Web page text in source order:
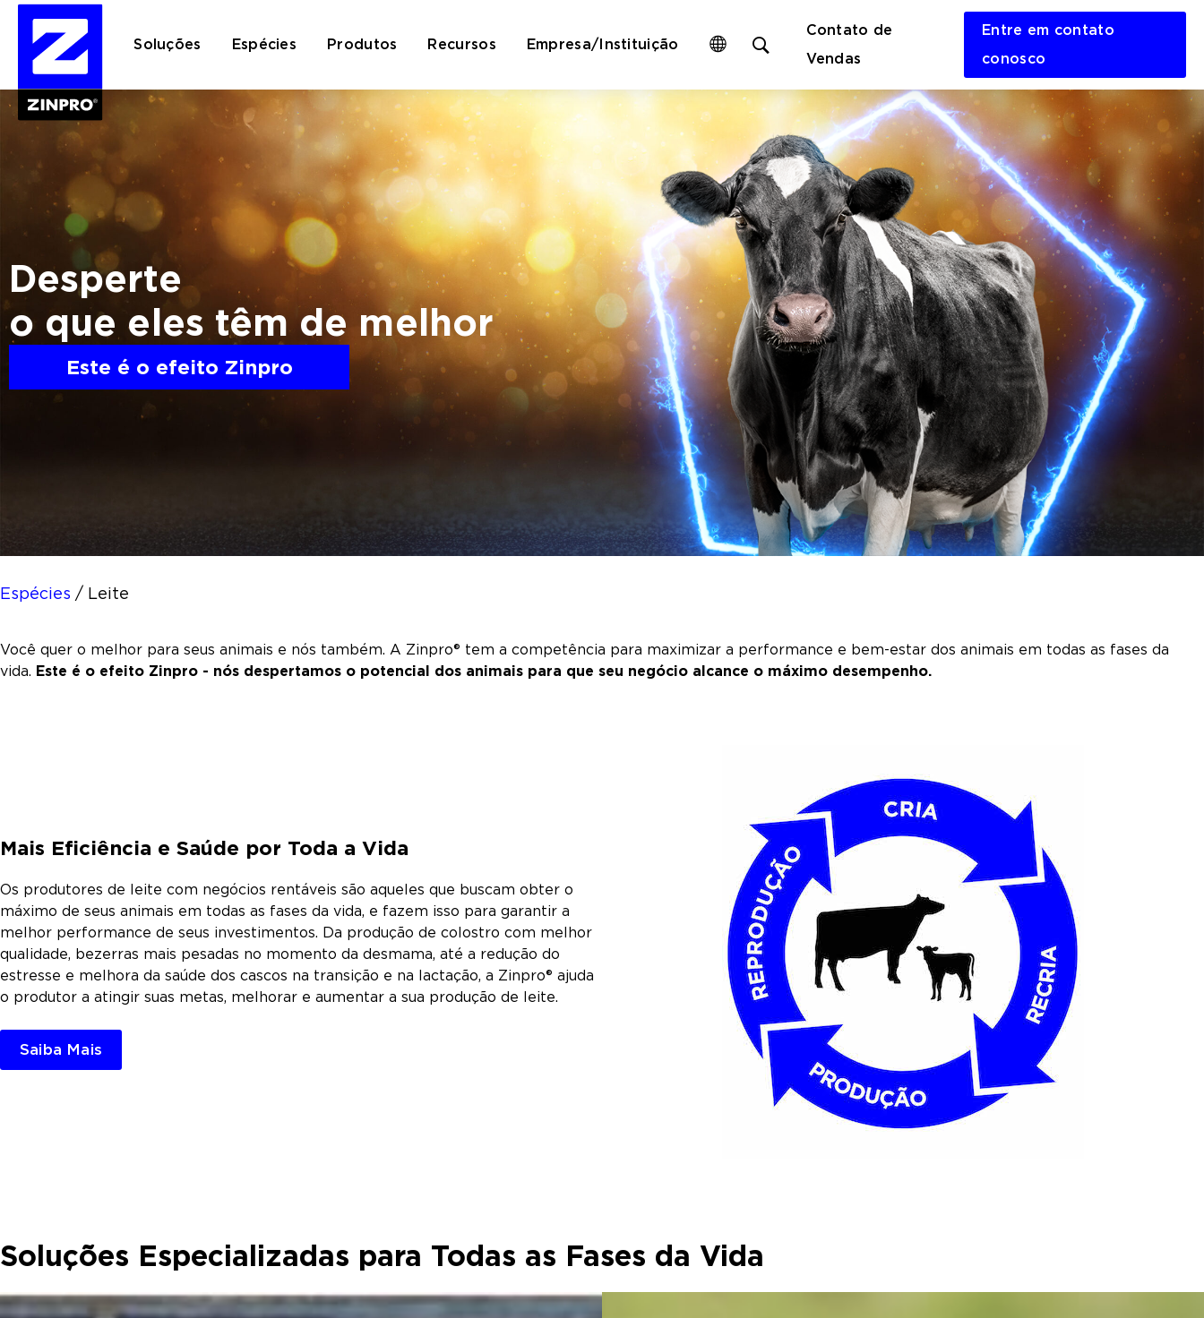
Soluções Espécies Produtos Recursos Empresa/Instituição
search
form
Contato de
Vendas
Entre em contato
conosco
Pesquisar
por:
Desperte
o que eles têm de melhor
Este é o efeito Zinpro
Espécies / Leite
Você quer o melhor para seus animais e nós também. A Zinpro® tem a competência para maximizar a performance e bem-estar dos animais em todas as fases da
vida. Este é o efeito Zinpro - nós despertamos o potencial dos animais para que seu negócio alcance o máximo desempenho.
Mais Eficiência e Saúde por Toda a Vida
Os produtores de leite com negócios rentáveis são aqueles que buscam obter o
máximo de seus animais em todas as fases da vida, e fazem isso para garantir a
melhor performance de seus investimentos. Da produção de colostro com melhor
qualidade, bezerras mais pesadas no momento da desmama, até a redução do
estresse e melhora da saúde dos cascos na transição e na lactação, a Zinpro® ajuda
o produtor a atingir suas metas, melhorar e aumentar a sua produção de leite.
Saiba Mais
Soluções Especializadas para Todas as Fases da Vida